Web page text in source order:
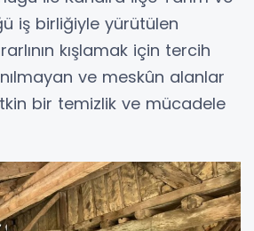
iş birliğiyle yürütülen
kışlamak için tercih
ve meskûn alanlar
bir temizlik ve mücadele